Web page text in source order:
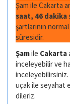
Şam ile Cakarta
saat, 46 dakika
şartlarının
süresidir.
Şamile Cakarta
inceleyebilir ve
inceleyebilirsiniz.
uçak ile seyahat
dileriz.